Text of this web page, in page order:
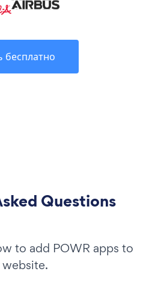
бесплатно
Questions
to add POWR apps to